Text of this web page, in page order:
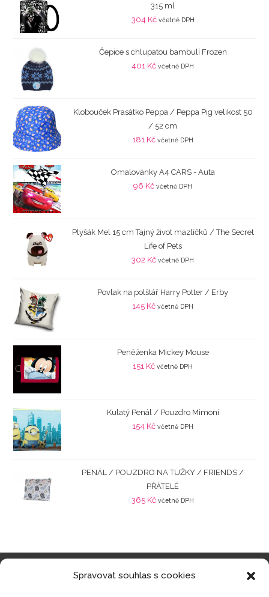
Spravovat souhlas s cookies
315 ml
304 Kč včetně DPH
Čepice s chlupatou bambulí Frozen
401 Kč včetně DPH
Klobouček Prasátko Peppa / Peppa Pig velikost 50
/ 52 cm
181 Kč včetně DPH
Omalovánky A4 CARS - Auta
96 Kč včetně DPH
Plyšák Mel 15 cm Tajný život mazlíčků / The Secret
Life of Pets
302 Kč včetně DPH
Povlak na polštář Harry Potter / Erby
145 Kč včetně DPH
Peněženka Mickey Mouse
151 Kč včetně DPH
Kulatý Penál / Pouzdro Mimoni
154 Kč včetně DPH
PENÁL / POUZDRO NA TUŽKY / FRIENDS /
PŘÁTELÉ
365 Kč včetně DPH